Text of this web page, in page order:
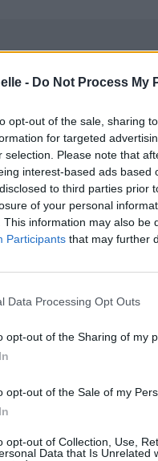
- Do Not Process My
opt-out of the sale, sharing
for targeted
selection. Please note that
interest-based ads
to third parties prior
of your personal
This information may also be
Participants that may further
Data Processing Opt Outs
opt-out of the Sharing of my
opt-out of the Sale of my
opt-out of Collection, Use,
Data that Is Unrelated
?
ok